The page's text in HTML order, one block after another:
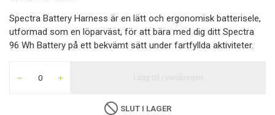
Spectra Battery Harness är en lätt och ergonomisk batterisele,
utformad som en löparväst, för att bära med dig ditt Spectra
96 Wh Battery på ett bekvämt sätt under fartfyllda aktiviteter.
SLUT I LAGER